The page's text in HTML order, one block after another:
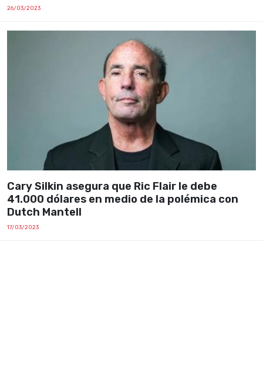
26/03/2023
Cary Silkin asegura que Ric Flair le debe
41.000 dólares en medio de la polémica con
Dutch Mantell
17/03/2023